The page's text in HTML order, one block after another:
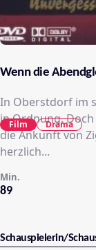
Wenn die
In Oberstdorf im
in Ordnung.
die Ankunft von
herzlich...
89
Min.
Film Drama
Schauspielerin/